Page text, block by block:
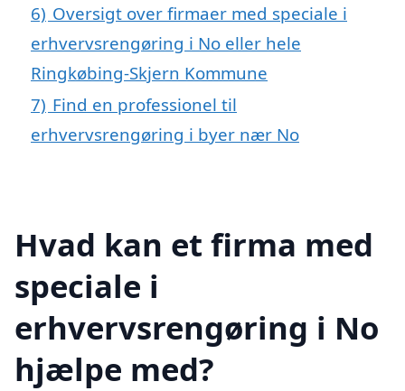
6) Oversigt over firmaer med speciale i
erhvervsrengøring i No eller hele
Ringkøbing-Skjern Kommune
7) Find en professionel til
erhvervsrengøring i byer nær No
Hvad kan et firma med
speciale i
erhvervsrengøring i No
hjælpe med?